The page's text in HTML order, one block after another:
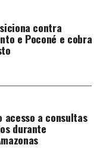
do
vítimas registrem
imediatamente o
contra
e Poconé e cobra
acesso a consultas
durante